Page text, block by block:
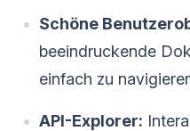
Schöne
beeindruckende
einfach zu
API-Explorer: